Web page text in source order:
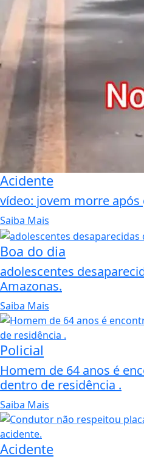
Acidente
vídeo: jovem morre após
Saiba Mais
Boa do dia
adolescentes
Amazonas.
Saiba Mais
Policial
Homem de 64 anos é
dentro de residência .
Saiba Mais
Acidente